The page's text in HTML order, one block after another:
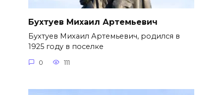
Бухтуев Михаил Артемьевич
Бухтуев Михаил Артемьевич, родился в
1925 году в поселке
0 111